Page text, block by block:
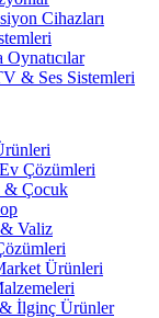
Cihazları
Oynatıcılar
& Ses Sistemleri
Çözümleri
& Çocuk
Valiz
Ürünleri
& İlginç Ürünler